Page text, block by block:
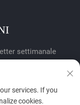
settimanale
services. If you
cookies.